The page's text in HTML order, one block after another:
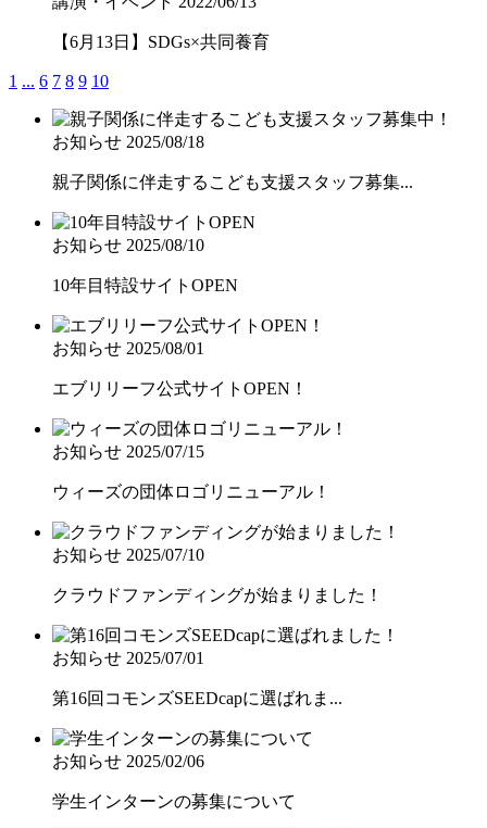
【6月13日】SDGs×共同養育
1 ... 6 7 8 9 10
お知らせ 2025/08/18
親子関係に伴走するこども支援スタッフ募集...
お知らせ 2025/08/10
10年目特設サイトOPEN
お知らせ 2025/08/01
エブリリーフ公式サイトOPEN！
お知らせ 2025/07/15
ウィーズの団体ロゴリニューアル！
お知らせ 2025/07/10
クラウドファンディングが始まりました！
お知らせ 2025/07/01
第16回コモンズSEEDcapに選ばれま...
お知らせ 2025/02/06
学生インターンの募集について